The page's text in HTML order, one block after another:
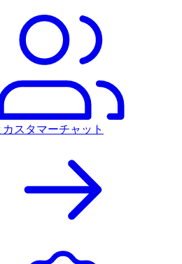
カスタマーチャット